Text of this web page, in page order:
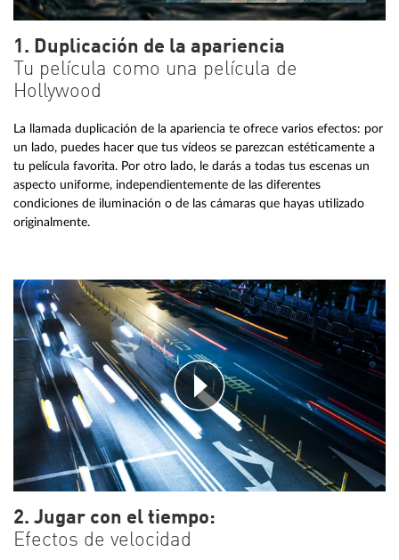
1. Duplicación de la apariencia
Tu película como una película de
Hollywood
La llamada duplicación de la apariencia te ofrece varios efectos: por
un lado, puedes hacer que tus vídeos se parezcan estéticamente a
tu película favorita. Por otro lado, le darás a todas tus escenas un
aspecto uniforme, independientemente de las diferentes
condiciones de iluminación o de las cámaras que hayas utilizado
originalmente.
2. Jugar con el tiempo:
Efectos de velocidad